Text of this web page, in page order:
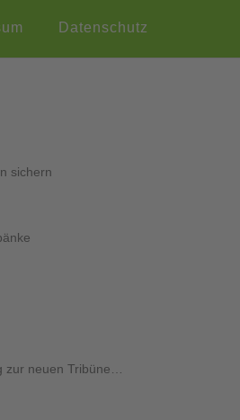
Datenschutz
sichern
zur neuen Tribüne…